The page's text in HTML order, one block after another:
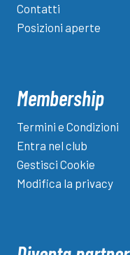
Contatti
Posizioni aperte
Membership
Termini e Condizioni
Entra nel club
Gestisci Cookie
Modifica la privacy